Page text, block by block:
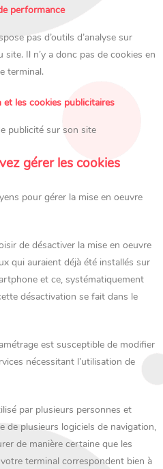
performance
pas d’outils d’analyse sur
Il n’y a donc pas de cookies en
terminal.
et les cookies publicitaires
publicité sur son site
gérer les cookies
pour gérer la mise en oeuvre
de désactiver la mise en oeuvre
qui auraient déjà été installés sur
et ce, systématiquement
désactivation se fait dans le
est susceptible de modifier
nécessitant l’utilisation de
par plusieurs personnes et
de plusieurs logiciels de navigation,
de manière certaine que les
terminal correspondent bien à